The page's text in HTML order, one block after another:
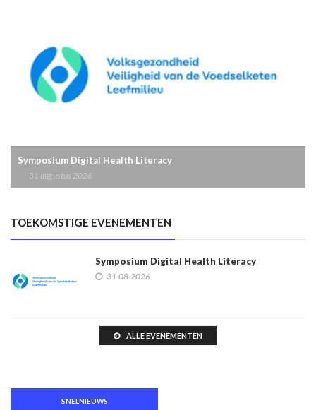
Symposium Digital Health Literacy
31 augustus 2026
TOEKOMSTIGE EVENEMENTEN
Symposium Digital Health Literacy
31.08.2026
ALLE EVENEMENTEN
SNELNIEUWS